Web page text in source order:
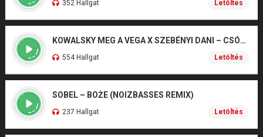
352 Hallgat Letöltés
KOWALSKY MEG A VEGA X SZEBÉNYI DANI – CSÓNAK
554 Hallgat Letöltés
SOBEL – BOŻE (NOIZBASSES REMIX)
237 Hallgat Letöltés